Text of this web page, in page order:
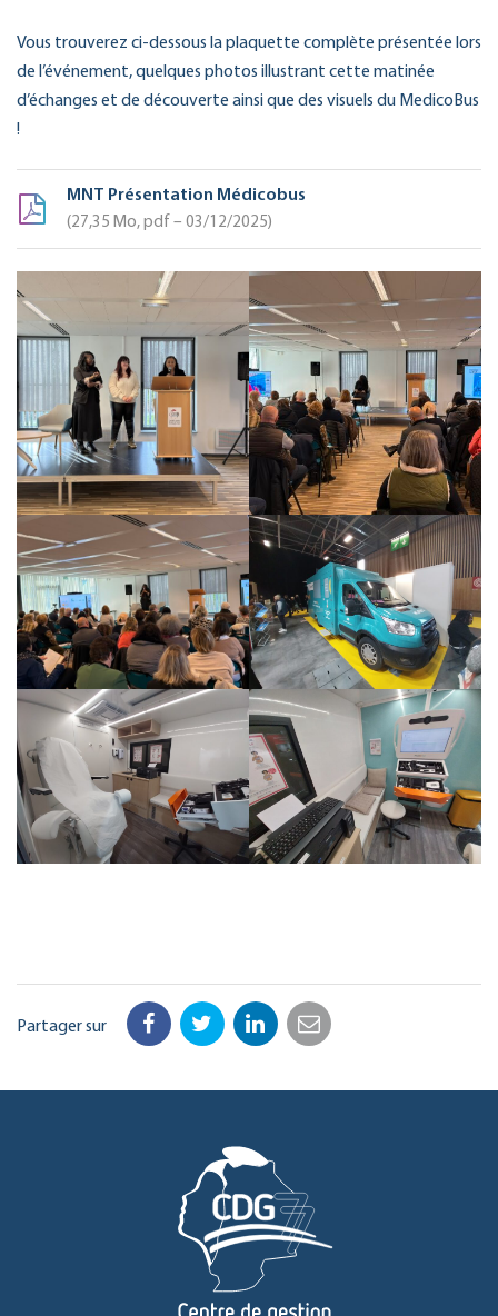
Vous trouverez ci-dessous la plaquette complète présentée lors
de l’événement, quelques photos illustrant cette matinée
d’échanges et de découverte ainsi que des visuels du MedicoBus
!
MNT Présentation Médicobus
27,35 Mo, pdf – 03/12/2025
Partager sur Facebook
TwitterLinkedIn
Email